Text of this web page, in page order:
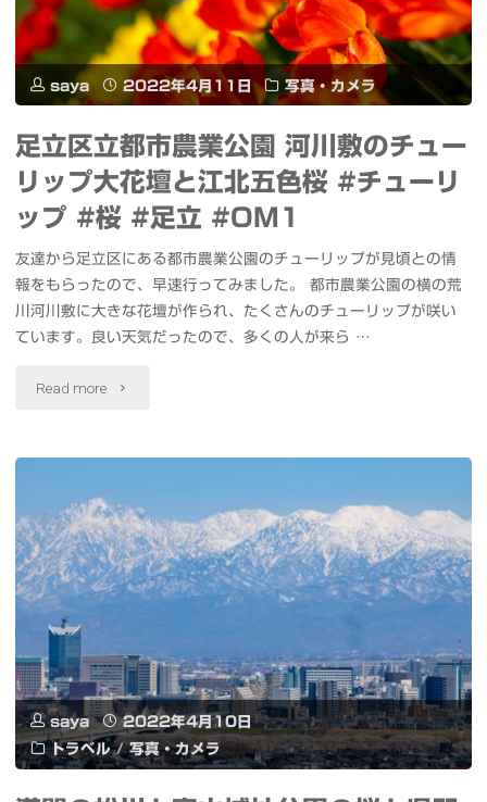
シ
テ
ィ
#OM1"
だ
れ
#
桜
足
立
saya 2022年4月11日 写真・カメラ
足立区立都市農業公園 河川敷のチュー
リップ大花壇と江北五色桜 #チューリ
ップ #桜 #足立 #OM1
友達から足立区にある都市農業公園のチューリップが見頃との情
報をもらったので、早速行ってみました。 都市農業公園の横の荒
川河川敷に大きな花壇が作られ、たくさんのチューリップが咲い
ています。良い天気だったので、多くの人が来ら …
Read more "足
立
都
市
業
公
saya
2022年4月10日
トラベル / 写真・カメラ